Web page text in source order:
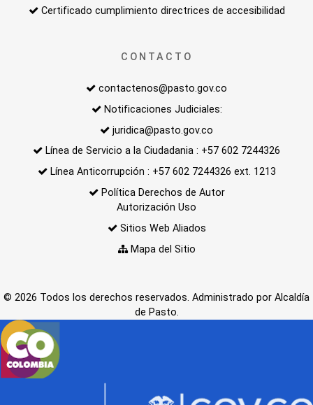
Certificado cumplimiento directrices de accesibilidad
CONTACTO
contactenos@pasto.gov.co
Notificaciones Judiciales:
juridica@pasto.gov.co
Línea de Servicio a la Ciudadania : +57 602 7244326
Línea Anticorrupción : +57 602 7244326 ext. 1213
Política Derechos de Autor
Autorización Uso
Sitios Web Aliados
Mapa del Sitio
© 2026 Todos los derechos reservados. Administrado por Alcaldía
de Pasto.